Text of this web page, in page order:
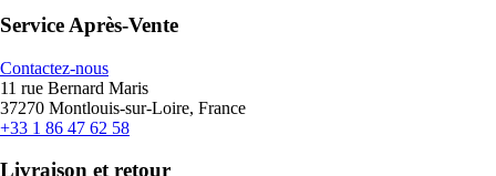
Service Après-Vente
Contactez-nous
11 rue Bernard Maris
37270 Montlouis-sur-Loire, France
+33 1 86 47 62 58
Livraison et retour